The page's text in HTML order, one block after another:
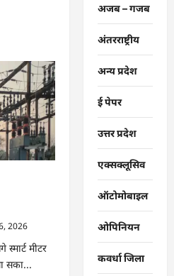
2026
मीटर
सका...
अजब – गजब
अंतरराष्ट्रीय
अन्य प्रदेश
ई पेपर
उत्तर प्रदेश
एक्सक्लूसिव
ऑटोमोबाइल
ओपिनियन
कवर्धा जिला